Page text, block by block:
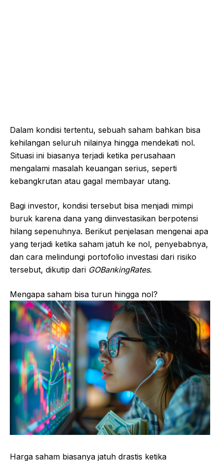
Dalam kondisi tertentu, sebuah saham bahkan bisa
kehilangan seluruh nilainya hingga mendekati nol.
Situasi ini biasanya terjadi ketika perusahaan
mengalami masalah keuangan serius, seperti
kebangkrutan atau gagal membayar utang.
Bagi investor, kondisi tersebut bisa menjadi mimpi
buruk karena dana yang diinvestasikan berpotensi
hilang sepenuhnya. Berikut penjelasan mengenai apa
yang terjadi ketika saham jatuh ke nol, penyebabnya,
dan cara melindungi portofolio investasi dari risiko
tersebut, dikutip dari GOBankingRates.
Mengapa saham bisa turun hingga nol?
Harga saham biasanya jatuh drastis ketika